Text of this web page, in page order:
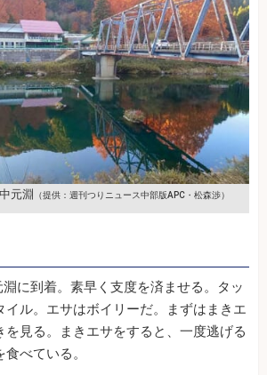
元淵 （提供：週刊つりニュース中部版APC・松森渉）
に到着。素早く支度を済ませる。タッ
イル。エサはボイリーだ。まずはまきエ
を見る。まきエサをすると、一度逃げる
べている。